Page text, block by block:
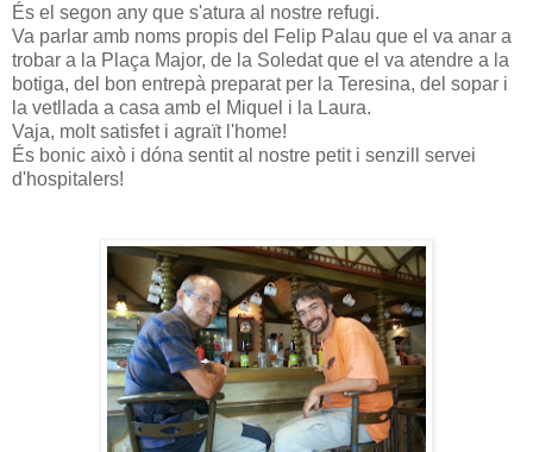
És el segon any que s'atura al nostre refugi.
Va parlar amb noms propis del Felip Palau que el va anar a
trobar a la Plaça Major, de la Soledat que el va atendre a la
botiga, del bon entrepà preparat per la Teresina, del sopar i
la vetllada a casa amb el Miquel i la Laura.
Vaja, molt satisfet i agraït l'home!
És bonic això i dóna sentit al nostre petit i senzill servei
d'hospitalers!